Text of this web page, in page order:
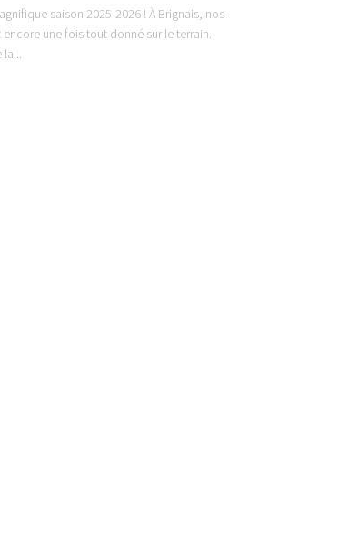
saison 2025-2026 ! À Brignais, nos
encore une fois tout donné sur le terrain.